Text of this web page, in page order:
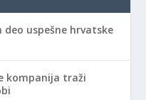
uspešne hrvatske
kompanija traži